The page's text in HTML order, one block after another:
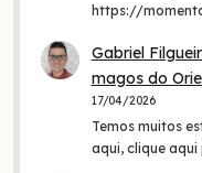
https://
Gabriel
magos do
17/04/2026
Temos muitos
aqui, clique